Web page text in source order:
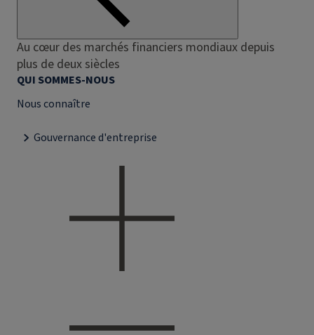
Au cœur des marchés financiers mondiaux depuis
plus de deux siècles
QUI SOMMES-NOUS
Nous connaître
Gouvernance d'entreprise